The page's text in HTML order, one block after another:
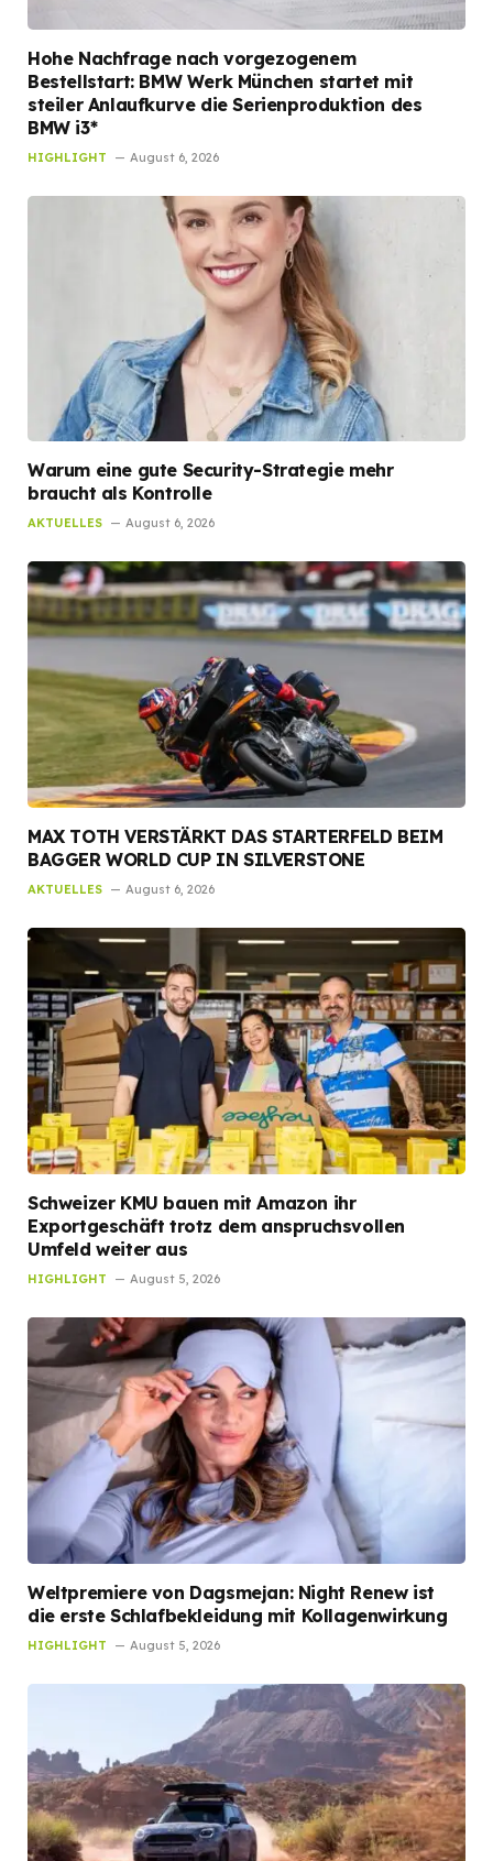
Hohe Nachfrage nach vorgezogenem
Bestellstart: BMW Werk München startet mit
steiler Anlaufkurve die Serienproduktion des
BMW i3*
HIGHLIGHT August 6, 2026
Warum eine gute Security-Strategie mehr
braucht als Kontrolle
AKTUELLES August 6, 2026
MAX TOTH VERSTÄRKT DAS STARTERFELD BEIM
BAGGER WORLD CUP IN SILVERSTONE
AKTUELLES August 6, 2026
Schweizer KMU bauen mit Amazon ihr
Exportgeschäft trotz dem anspruchsvollen
Umfeld weiter aus
HIGHLIGHT August 5, 2026
Weltpremiere von Dagsmejan: Night Renew ist
die erste Schlafbekleidung mit Kollagenwirkung
HIGHLIGHT August 5, 2026